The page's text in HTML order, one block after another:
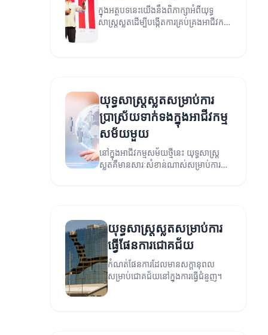
ក្នុងអត្ថបទនេះយើងនឹងពិភាក្សាអំពីយុទ្ធ
សាស្ត្រស្លតដើម្បីបង្កើតការគ្រប់គ្រងអាជីវកម្ម
យុទ្ធសាស្ត្រស្លតសម្រាប់ការ
ប្រាស្រ័យទាក់ទងក្នុងអាជីវកម្ម
សម័យមួយ
នៅក្នុងអាជីវកម្មសម័យថ្មីនេះ យុទ្ធសាស្ត្រ
ស្លតគឺមានសារៈសំខាន់ណាស់សម្រាប់ការ
យុទ្ធសាស្ត្រស្លតសម្រាប់ការ
ធ្វើផែនការជោគជ័យ
កំណត់ផែនការដែលមានសក្តានុពល
សម្រាប់ជោគជ័យនៅក្នុងការធ្វើជំនួញ។